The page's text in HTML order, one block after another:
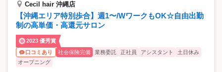
Cecil hair 沖縄店
【沖縄エリア特別歩合】週1〜/WワークもOK☆自由出勤
制の高単価・高還元サロン
2023 優秀賞
口コミあり
社会保険完備 業務委託 正社員 アシスタント
土日休み
オープニング